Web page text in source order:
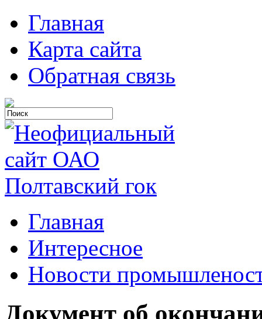
Главная
Карта сайта
Обратная связь
Главная
Интересное
Новости
Документ об